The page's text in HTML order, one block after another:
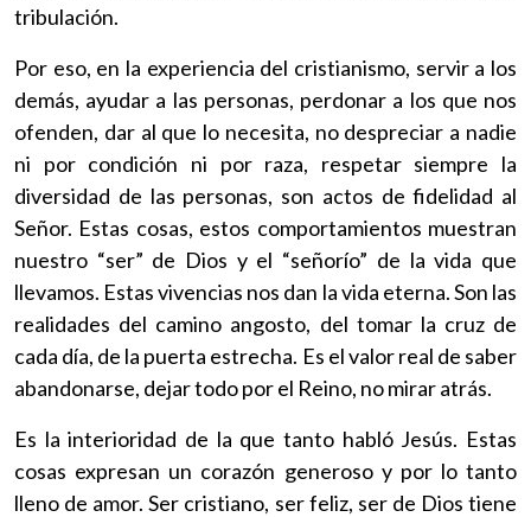
tribulación.
Por eso, en la experiencia del cristianismo, servir a los
demás, ayudar a las personas, perdonar a los que nos
ofenden, dar al que lo necesita, no despreciar a nadie
ni por condición ni por raza, respetar siempre la
diversidad de las personas, son actos de fidelidad al
Señor. Estas cosas, estos comportamientos muestran
nuestro “ser” de Dios y el “señorío” de la vida que
llevamos. Estas vivencias nos dan la vida eterna. Son las
realidades del camino angosto, del tomar la cruz de
cada día, de la puerta estrecha. Es el valor real de saber
abandonarse, dejar todo por el Reino, no mirar atrás.
Es la interioridad de la que tanto habló Jesús. Estas
cosas expresan un corazón generoso y por lo tanto
lleno de amor. Ser cristiano, ser feliz, ser de Dios tiene